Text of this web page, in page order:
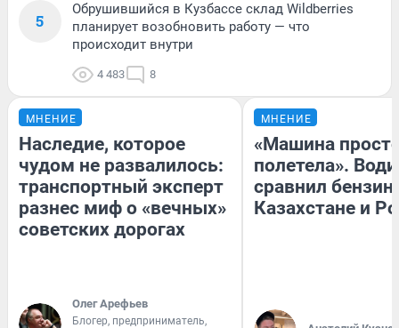
5
Обрушившийся в Кузбассе склад Wildberries
планирует возобновить работу — что
происходит внутри
4 483 8
МНЕНИЕ
Наследие, которое
чудом не развалилось:
транспортный эксперт
разнес миф о «вечных»
советских дорогах
Олег Арефьев
Блогер, предприниматель,
МНЕНИЕ
«Машина
полетела».
сравнил бензин
Казахстане и